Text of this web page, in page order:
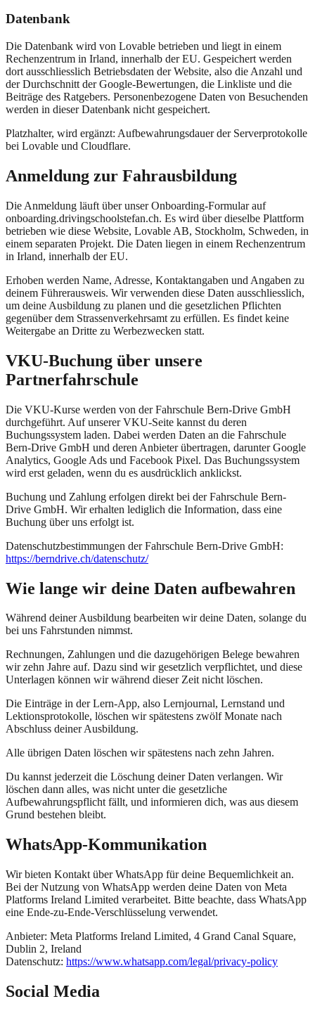
Datenbank
Die Datenbank wird von Lovable betrieben und liegt in einem
Rechenzentrum in Irland, innerhalb der EU. Gespeichert werden
dort ausschliesslich Betriebsdaten der Website, also die Anzahl und
der Durchschnitt der Google-Bewertungen, die Linkliste und die
Beiträge des Ratgebers. Personenbezogene Daten von Besuchenden
werden in dieser Datenbank nicht gespeichert.
Platzhalter, wird ergänzt: Aufbewahrungsdauer der Serverprotokolle
bei Lovable und Cloudflare.
Anmeldung zur Fahrausbildung
Die Anmeldung läuft über unser Onboarding-Formular auf
onboarding.drivingschoolstefan.ch. Es wird über dieselbe Plattform
betrieben wie diese Website, Lovable AB, Stockholm, Schweden, in
einem separaten Projekt. Die Daten liegen in einem Rechenzentrum
in Irland, innerhalb der EU.
Erhoben werden Name, Adresse, Kontaktangaben und Angaben zu
deinem Führerausweis. Wir verwenden diese Daten ausschliesslich,
um deine Ausbildung zu planen und die gesetzlichen Pflichten
gegenüber dem Strassenverkehrsamt zu erfüllen. Es findet keine
Weitergabe an Dritte zu Werbezwecken statt.
VKU-Buchung über unsere
Partnerfahrschule
Die VKU-Kurse werden von der Fahrschule Bern-Drive GmbH
durchgeführt. Auf unserer VKU-Seite kannst du deren
Buchungssystem laden. Dabei werden Daten an die Fahrschule
Bern-Drive GmbH und deren Anbieter übertragen, darunter Google
Analytics, Google Ads und Facebook Pixel. Das Buchungssystem
wird erst geladen, wenn du es ausdrücklich anklickst.
Buchung und Zahlung erfolgen direkt bei der Fahrschule Bern-
Drive GmbH. Wir erhalten lediglich die Information, dass eine
Buchung über uns erfolgt ist.
Datenschutzbestimmungen der Fahrschule Bern-Drive GmbH:
https://berndrive.ch/datenschutz/
Wie lange wir deine Daten aufbewahren
Während deiner Ausbildung bearbeiten wir deine Daten, solange du
bei uns Fahrstunden nimmst.
Rechnungen, Zahlungen und die dazugehörigen Belege bewahren
wir zehn Jahre auf. Dazu sind wir gesetzlich verpflichtet, und diese
Unterlagen können wir während dieser Zeit nicht löschen.
Die Einträge in der Lern-App, also Lernjournal, Lernstand und
Lektionsprotokolle, löschen wir spätestens zwölf Monate nach
Abschluss deiner Ausbildung.
Alle übrigen Daten löschen wir spätestens nach zehn Jahren.
Du kannst jederzeit die Löschung deiner Daten verlangen. Wir
löschen dann alles, was nicht unter die gesetzliche
Aufbewahrungspflicht fällt, und informieren dich, was aus diesem
Grund bestehen bleibt.
WhatsApp-Kommunikation
Wir bieten Kontakt über WhatsApp für deine Bequemlichkeit an.
Bei der Nutzung von WhatsApp werden deine Daten von Meta
Platforms Ireland Limited verarbeitet. Bitte beachte, dass WhatsApp
eine Ende-zu-Ende-Verschlüsselung verwendet.
Anbieter: Meta Platforms Ireland Limited, 4 Grand Canal Square,
Dublin 2, Ireland
Datenschutz: https://www.whatsapp.com/legal/privacy-policy
Social Media